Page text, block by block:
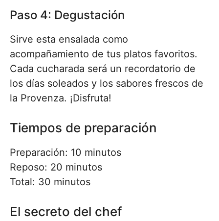
Paso 4: Degustación
Sirve esta ensalada como
acompañamiento de tus platos favoritos.
Cada cucharada será un recordatorio de
los días soleados y los sabores frescos de
la Provenza. ¡Disfruta!
Tiempos de preparación
Preparación: 10 minutos
Reposo: 20 minutos
Total: 30 minutos
El secreto del chef